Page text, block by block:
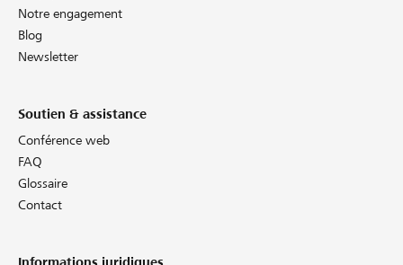
Notre engagement
Blog
Newsletter
Soutien & assistance
Conférence web
FAQ
Glossaire
Contact
Informations juridiques